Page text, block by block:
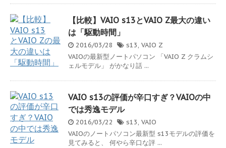
【比較】VAIO s13とVAIO Z最大の違い
は「駆動時間」
2016/03/28 s13, VAIO Z
VAIOの最新型ノートパソコン 「VAIO Z クラムシ
ェルモデル」 がかなり話 ...
VAIO s13の評価が辛口すぎ？VAIOの中
では秀逸モデル
2016/03/22 s13, VAIO
VAIOのノートパソコン最新型 s13モデルの評価を
見てみると、 何やら辛口な評 ...